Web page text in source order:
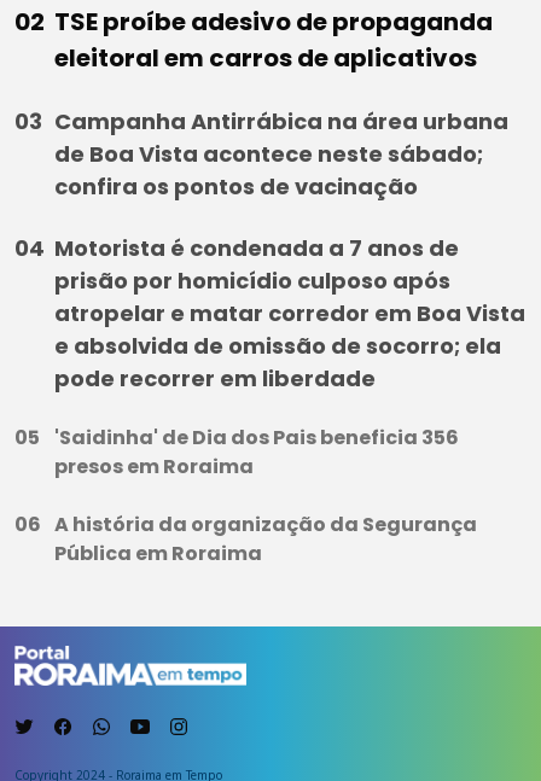
TSE proíbe adesivo de propaganda
eleitoral em carros de aplicativos
Campanha Antirrábica na área urbana
de Boa Vista acontece neste sábado;
confira os pontos de vacinação
Motorista é condenada a 7 anos de
prisão por homicídio culposo após
atropelar e matar corredor em Boa Vista
e absolvida de omissão de socorro; ela
pode recorrer em liberdade
'Saidinha' de Dia dos Pais beneficia 356
presos em Roraima
A história da organização da Segurança
Pública em Roraima
Copyright 2024 - Roraima em Tempo